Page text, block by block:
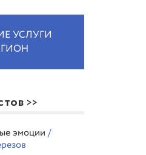
УСЛУГИ
эмоции/